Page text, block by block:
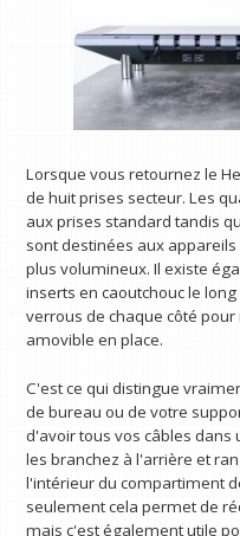
Lorsque vous retournez le
de huit prises secteur. Les
aux prises standard tandis
sont destinées aux
plus volumineux. Il existe
inserts en caoutchouc le
verrous de chaque côté
amovible en place.
C'est ce qui distingue
de bureau ou de votre
d'avoir tous vos câbles dans
les branchez à l'arrière et
l'intérieur du compartiment
seulement cela permet de
mais c'est également utile